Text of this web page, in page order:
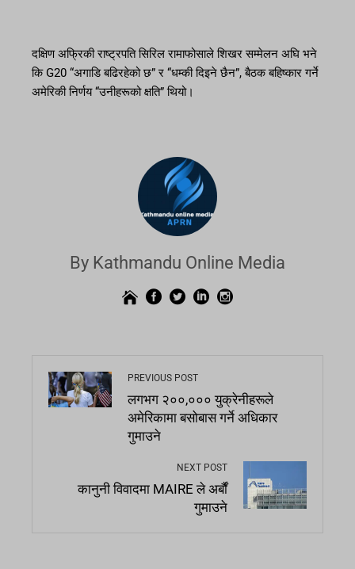
दक्षिण अफ्रिकी राष्ट्रपति सिरिल रामाफोसाले शिखर सम्मेलन अघि भने
कि G20 “अगाडि बढिरहेको छ” र “धम्की दिइने छैन”, बैठक बहिष्कार गर्ने
अमेरिकी निर्णय “उनीहरूको क्षति” थियो।
By Kathmandu Online Media
PREVIOUS POST
लगभग २००,००० युक्रेनीहरूले
अमेरिकामा बसोबास गर्ने अधिकार
गुमाउने
NEXT POST
कानुनी विवादमा MAIRE ले अर्बौं
गुमाउने